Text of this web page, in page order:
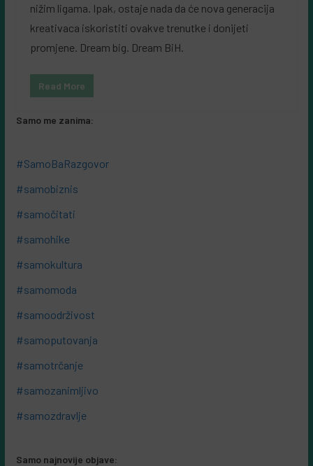
nižim ligama. Ipak, ostaje nada da će nova generacija
kreativaca iskoristiti ovakve trenutke i donijeti
promjene. Dream big. Dream BiH.
Read More
Samo me zanima:
#SamoBaRazgovor
#samobiznis
#samočitati
#samohike
#samokultura
#samomoda
#samoodrživost
#samoputovanja
#samotrčanje
#samozanimljivo
#samozdravlje
Samo najnovije objave: